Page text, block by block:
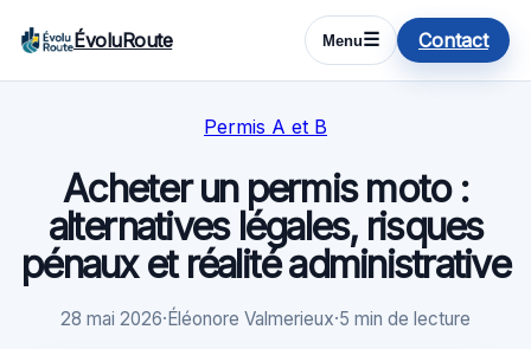
ÉvoluRoute Menu☰ Contact
Permis A et B
Acheter un permis moto :
alternatives légales, risques
pénaux et réalité administrative
28 mai 2026·Éléonore Valmerieux·5 min de lecture